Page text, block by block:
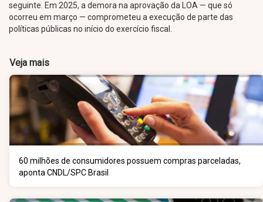
seguinte. Em 2025, a demora na aprovação da LOA — que só
ocorreu em março — comprometeu a execução de parte das
políticas públicas no início do exercício fiscal.
Veja mais
60 milhões de consumidores possuem compras parceladas,
aponta CNDL/SPC Brasil